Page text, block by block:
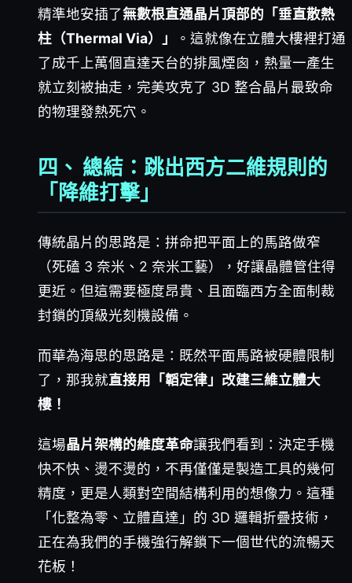
精準地安插了無數根直通晶片頂部的「垂直散熱
柱（Thermal Via）」
。這就像在立體大樓裡打通
了成千上萬個直達天台的排風煙囪，熱量一產生
就立刻被抽走，完美攻克了 3D 整合晶片最致命
的物理發熱死穴。
四、 總結：跳出西方二維規則的
「降維打擊」
傳統晶片的思路是：拼命把平面上的馬路做窄
（死磕 3 奈米、2 奈米工藝），好讓晶體管住得
更近。但這需要極度昂貴、且面臨西方全面制裁
封鎖的頂級光刻機設備。
而華為海思的思路是：既然平面馬路被硬體限制
了，那我就直接用「韜定律」改建三維立體大
樓！
這場晶片架構的維度革命讓我們看到：決定手機
快不快、燙不燙的，不再僅僅是製造工具的幾何
精度，更是人類對空間結構利用的想像力。這種
「化整為零、立體直達」的 3D 邏輯折疊技術，
正在為我們的手機強行解鎖下一個世代的流暢天
花板！